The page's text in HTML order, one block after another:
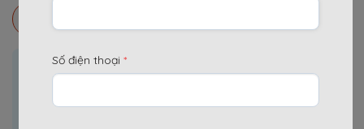
Nội dung chính [Ẩn]
KDL sinh thái Quý Hải – Phú Quốc
Số điện thoại *